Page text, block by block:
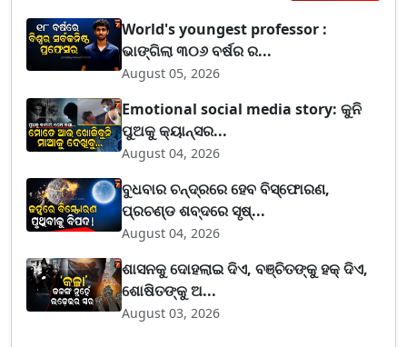
World's youngest professor :
ଭାଙ୍ଗିଲା ୩୦୬ ବର୍ଷର ର...
August 05, 2026
Emotional social media story: କୁନି
ପୁଅକୁ କ୍ୟାନ୍ସର...
August 04, 2026
ବୁଧବାର ଚନ୍ଦ୍ରରେ ହେବ ବିସ୍ଫୋରଣ,
ପ୍ରଚଣ୍ଡ ଶବ୍ଦରେ ସୃଷ୍...
August 04, 2026
ଶାସନକୁ ଦୋହଲାଇ ଦିଏ, ବଞ୍ଚିତଙ୍କୁ ହକ୍ ଦିଏ,
ଶୋଷିତଙ୍କୁ ଅ...
August 03, 2026